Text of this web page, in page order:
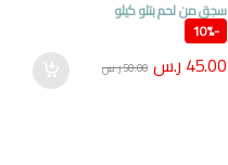
سجق من لحم بتلو كيلو
-
10%
45.00 ر.س 50.00ر.س